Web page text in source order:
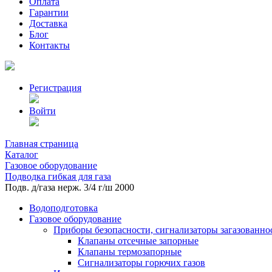
Гарантии
Доставка
Блог
Контакты
Регистрация
Войти
Главная страница
Каталог
Газовое оборудование
Подводка гибкая для газа
Подв. д/газа нерж. 3/4 г/ш 2000
Водоподготовка
Газовое оборудование
Приборы безопасности, сигнализаторы
Клапаны отсечные запорные
Клапаны термозапорные
Сигнализаторы горючих газов